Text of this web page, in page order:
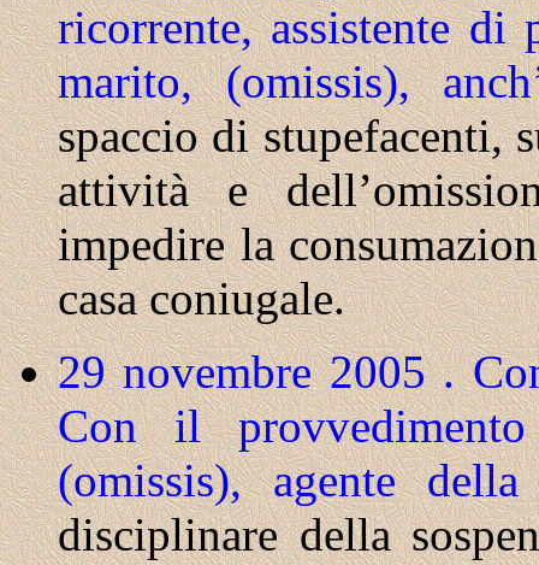
ricorrente, assistente di
marito, (omissis),
spaccio di stupefacenti,
attività e
impedire la
casa coniugale.
29 novembre 2005 .
Con il
(omissis), agente
disciplinare della